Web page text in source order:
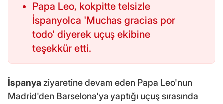
Papa Leo, kokpitte telsizle
İspanyolca 'Muchas gracias por
todo' diyerek uçuş ekibine
teşekkür etti.
İspanya ziyaretine devam eden Papa Leo'nun
Madrid'den Barselona'ya yaptığı uçuş sırasında